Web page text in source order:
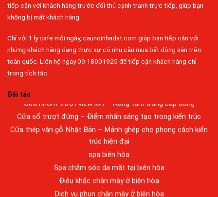
tiếp cận với khách hàng trước đối thủ cạnh tranh trực tiếp, giúp bạn
không bị mất khách hàng.
Chỉ với 1 ly cafe mỗi ngày, caunoinhadat.com giúp bạn tiếp cận với
những khách hàng đang thực sự có nhu cầu mua bất động sản trên
toàn quốc. Liên hệ ngay 09.18001925 để tiếp cận khách hàng chỉ
trong tích tắc.
Đối tác
Cửa nhôm chống gió mưa – Hiên ngang giữa thời tiết khắc
ngoài
Cửa nhôm cách âm – Sự yên bình trong nhịp sống hiện đại
Cửa nhôm thông gió – Đưa sinh khí vào ngôi nhà của bạn
Cửa nhôm trượt view lớn – Nâng tầm đẳng cấp sống
Cửa sổ trượt đứng – Điểm nhấn sáng tạo trong kiến trúc
Cửa thép vân gỗ Nhật Bản – Mảnh ghép cho phong cách kiến
trúc hiện đại
spa biên hòa
Spa chăm sóc da mặt tại biên hòa
Điêu khắc chân mày ở biên hòa
Dịch vụ phun chân mày ở biên hòa